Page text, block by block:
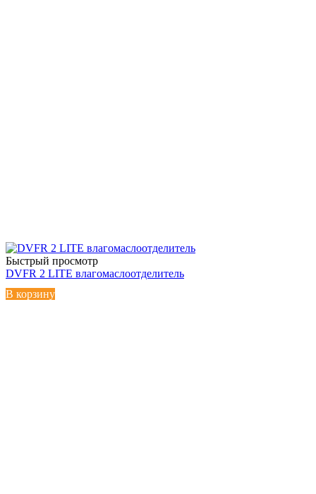
Быстрый просмотр
DVFR 2 LITE влагомаслоотделитель
В корзину